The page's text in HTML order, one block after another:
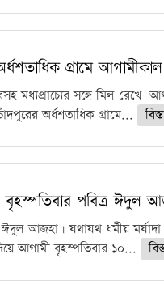
গ্রামে
মধ্যপ্রাচ্যের সঙ্গে মিল রেখে
অর্ধশতাধিক গ্রামে...
বৃহস্পতিবার পবিত্র ঈদুল
আজহা। যথাযথ ধর্মীয় মর্যাদা ও
আগামী বৃহস্পতিবার ১০...